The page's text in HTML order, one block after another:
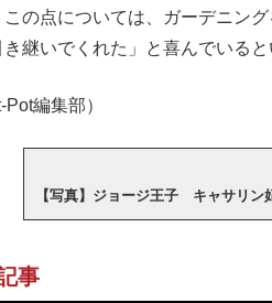
この点については、ガーデニン
継いでくれた」と喜んでいると
Pot編集部）
【写真】ジョージ王子 キャサリ
事